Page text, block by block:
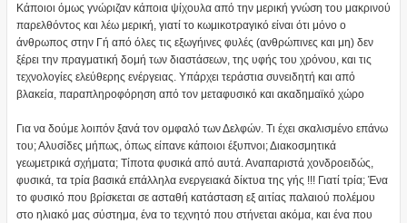
Κάποιοι όμως γνώριζαν κάποια ψίχουλα από την μερική γνώση του μακρινού
παρελθόντος και λέω μερική, γιατί το κωμικοτραγικό είναι ότι μόνο ο
άνθρωπος στην Γή από όλες τις εξωγήινες φυλές (ανθρώπινες και μη) δεν
ξέρει την πραγματική δομή των διαστάσεων, της υφής του χρόνου, και τις
τεχνολογίες ελεύθερης ενέργειας. Υπάρχει τεράστια συνειδητή και από
βλακεία, παραπληροφόρηση από τον μεταφυσικό και ακαδημαϊκό χώρο
Για να δούμε λοιπόν ξανά τον ομφαλό των Δελφών. Τι έχει σκαλισμένο επάνω
του; Αλυσίδες μήπως, όπως είπανε κάποιοι έξυπνοι; Διακοσμητικά
γεωμετρικά σχήματα; Τίποτα φυσικά από αυτά. Αναπαριστά χονδροειδώς,
φυσικά, τα τρία βασικά επάλληλα ενεργειακά δίκτυα της γής !!! Γιατί τρία; Ένα
το φυσικό που βρίσκεται σε ασταθή κατάσταση εξ αιτίας παλαιού πολέμου
στο ηλιακό μας σύστημα, ένα το τεχνητό που στήνεται ακόμα, και ένα που